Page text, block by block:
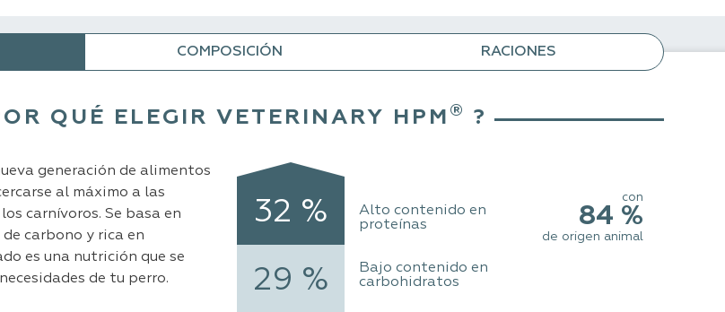
COMPOSICIÓN RACIONES
QUÉ ELEGIR VETERINARY HPM ® ?
generación de alimentos
al máximo a las
carnívoros. Se basa en
carbono y rica en
es una nutrición que se
de tu perro.
32 %
Alto contenido en
proteínas
con
84 %
de origen animal
29 %
Bajo contenido en
carbohidratos